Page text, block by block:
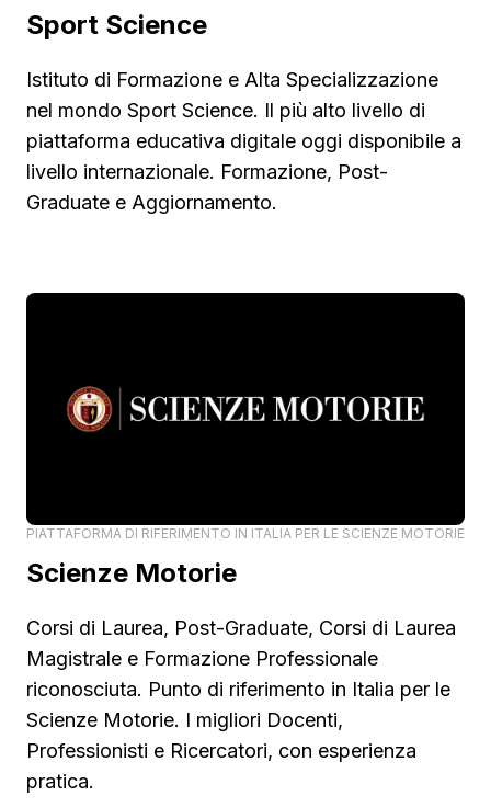
Sport Science
Istituto di Formazione e Alta Specializzazione
nel mondo Sport Science. Il più alto livello di
piattaforma educativa digitale oggi disponibile a
livello internazionale. Formazione, Post-
Graduate e Aggiornamento.
PIATTAFORMA DI RIFERIMENTO IN ITALIA PER LE SCIENZE MOTORIE
Scienze Motorie
Corsi di Laurea, Post-Graduate, Corsi di Laurea
Magistrale e Formazione Professionale
riconosciuta. Punto di riferimento in Italia per le
Scienze Motorie. I migliori Docenti,
Professionisti e Ricercatori, con esperienza
pratica.